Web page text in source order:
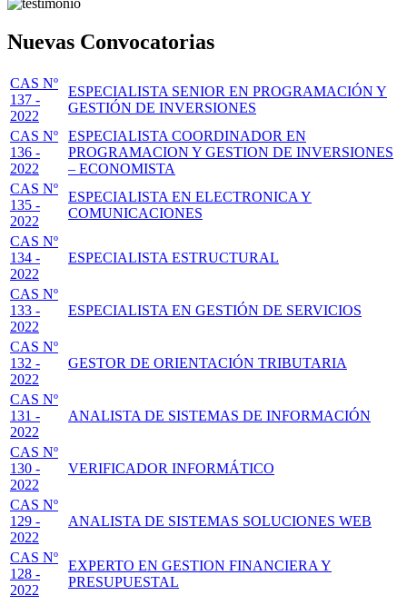
Nuevas Convocatorias
CAS Nº
137 -
2022
ESPECIALISTA SENIOR EN PROGRAMACIÓN Y
GESTIÓN DE INVERSIONES
CAS Nº
136 -
2022
ESPECIALISTA COORDINADOR EN
PROGRAMACION Y GESTION DE INVERSIONES
– ECONOMISTA
CAS Nº
135 -
2022
ESPECIALISTA EN ELECTRONICA Y
COMUNICACIONES
CAS Nº
134 -
2022
ESPECIALISTA ESTRUCTURAL
CAS Nº
133 -
2022
ESPECIALISTA EN GESTIÓN DE SERVICIOS
CAS Nº
132 -
2022
GESTOR DE ORIENTACIÓN TRIBUTARIA
CAS Nº
131 -
2022
ANALISTA DE SISTEMAS DE INFORMACIÓN
CAS Nº
130 -
2022
VERIFICADOR INFORMÁTICO
CAS Nº
129 -
2022
ANALISTA DE SISTEMAS SOLUCIONES WEB
CAS Nº
128 -
2022
EXPERTO EN GESTION FINANCIERA Y
PRESUPUESTAL